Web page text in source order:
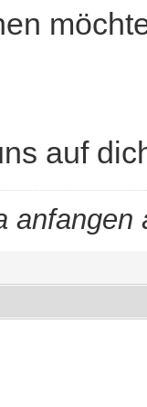
auf